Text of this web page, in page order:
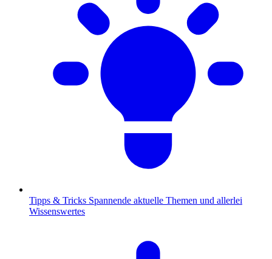
Tipps & Tricks Spannende aktuelle Themen und allerlei
Wissenswertes